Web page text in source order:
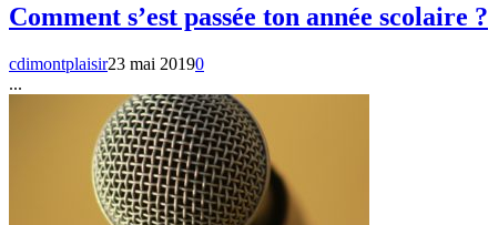
Comment s’est passée ton année scolaire ?
cdimontplaisir23 mai 20190
...